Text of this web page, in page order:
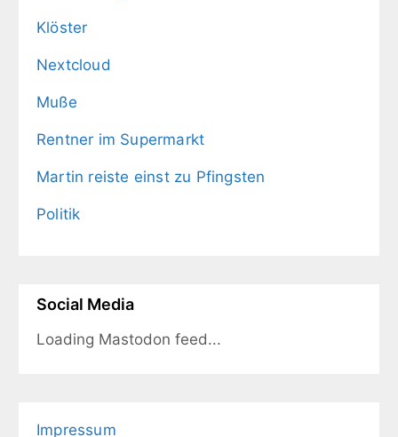
Klöster
Nextcloud
Muße
Rentner im Supermarkt
Martin reiste einst zu Pfingsten
Politik
Social Media
Loading Mastodon feed...
Impressum